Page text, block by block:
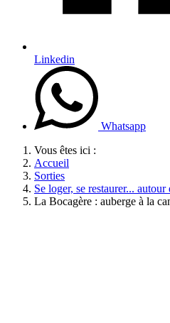
Linkedin
Whatsapp
Vous êtes ici :
Accueil
Sorties
Se loger, se restaurer...
La Bocagère : auberge à la